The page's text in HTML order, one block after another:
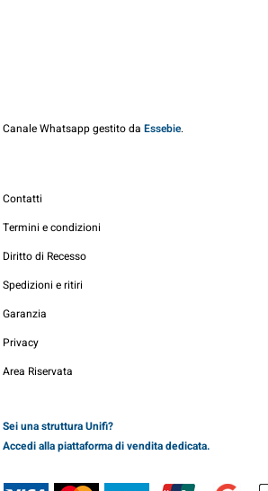
Canale Whatsapp gestito da Essebie.
Contatti
Termini e condizioni
Diritto di Recesso
Spedizioni e ritiri
Garanzia
Privacy
Area Riservata
Sei una struttura Unifi?
Accedi alla piattaforma di vendita dedicata.